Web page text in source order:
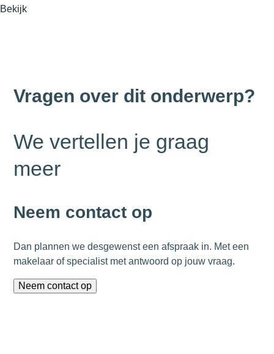
Bekijk
Vragen over dit onderwerp?
We vertellen je graag
meer
Neem contact op
Dan plannen we desgewenst een afspraak in. Met een
makelaar of specialist met antwoord op jouw vraag.
Neem contact op